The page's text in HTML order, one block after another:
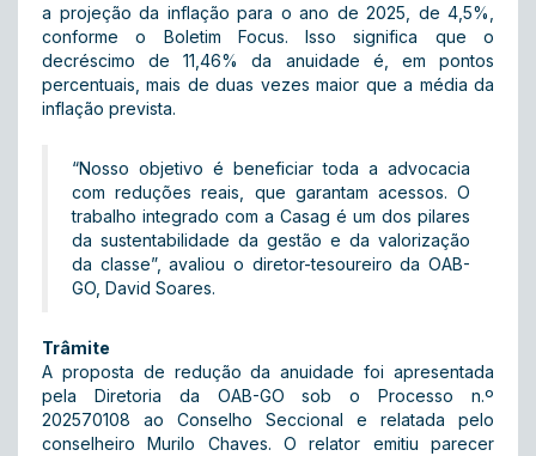
a projeção da inflação para o ano de 2025, de 4,5%,
conforme o Boletim Focus. Isso significa que o
decréscimo de 11,46% da anuidade é, em pontos
percentuais, mais de duas vezes maior que a média da
inflação prevista.
“Nosso objetivo é beneficiar toda a advocacia
com reduções reais, que garantam acessos. O
trabalho integrado com a Casag é um dos pilares
da sustentabilidade da gestão e da valorização
da classe”, avaliou o diretor-tesoureiro da OAB-
GO, David Soares.
Trâmite
A proposta de redução da anuidade foi apresentada
pela Diretoria da OAB-GO sob o Processo n.º
202570108 ao Conselho Seccional e relatada pelo
conselheiro Murilo Chaves. O relator emitiu parecer